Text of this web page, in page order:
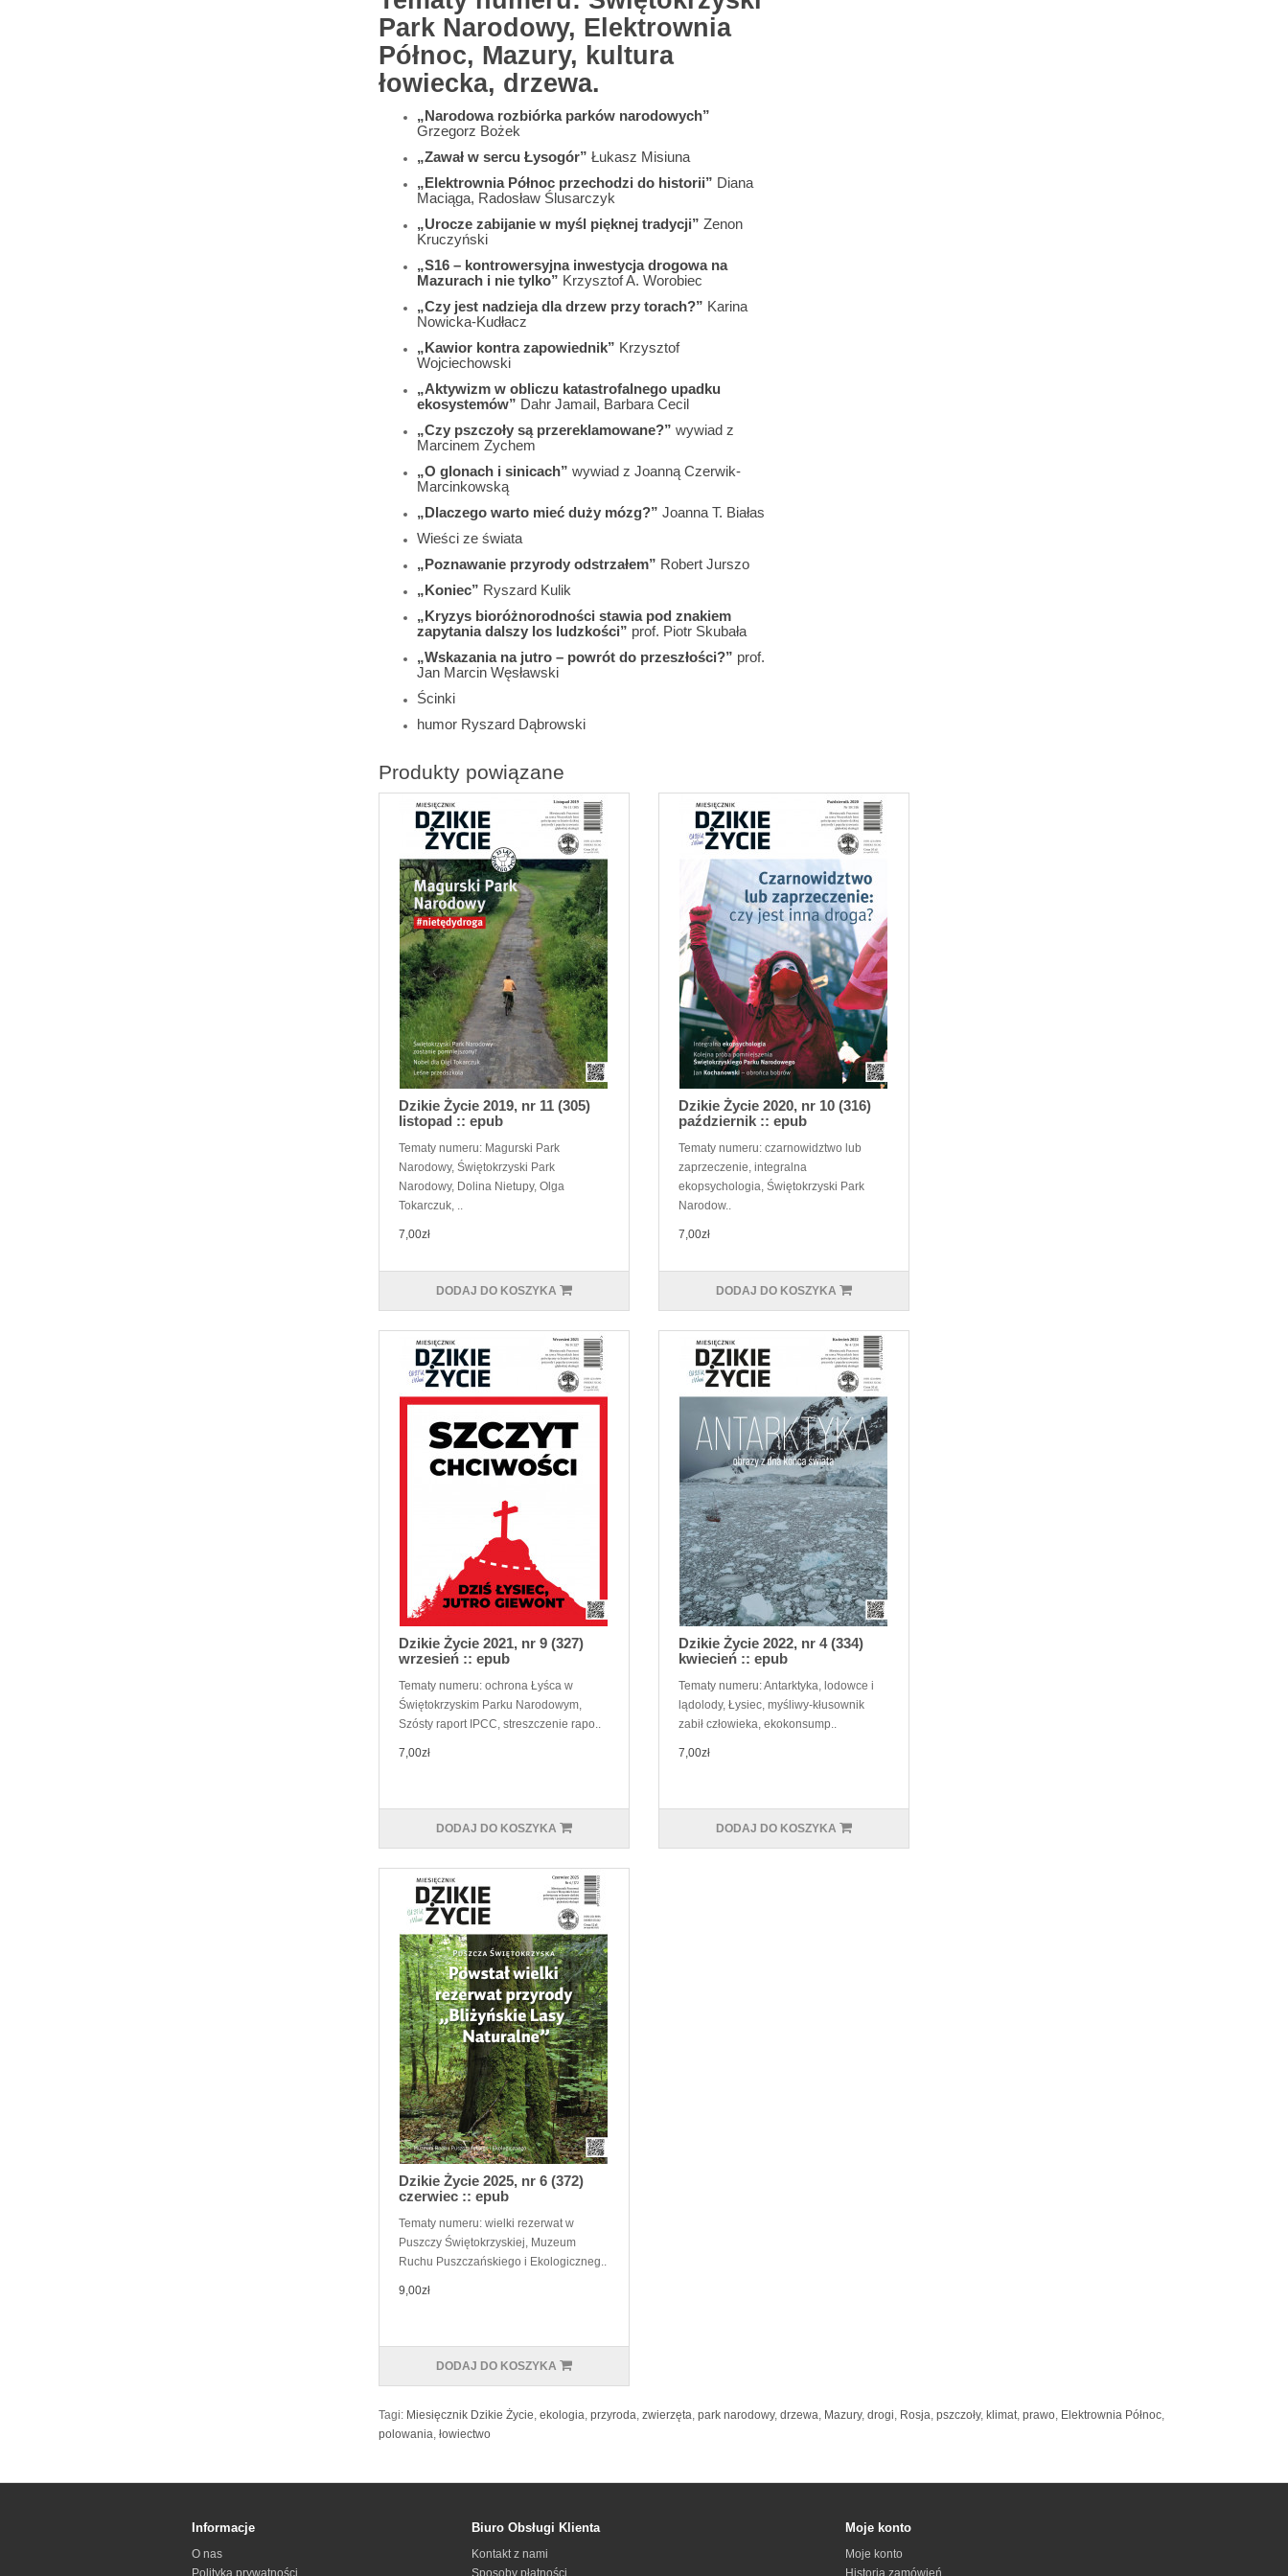
Park Narodowy, Elektrownia
Północ, Mazury, kultura
łowiecka, drzewa.
„Narodowa rozbiórka parków narodowych”
Grzegorz Bożek
„Zawał w sercu Łysogór” Łukasz Misiuna
„Elektrownia Północ przechodzi do historii” Diana
Maciąga, Radosław Ślusarczyk
„Urocze zabijanie w myśl pięknej tradycji” Zenon
Kruczyński
„S16 – kontrowersyjna inwestycja drogowa na
Mazurach i nie tylko” Krzysztof A. Worobiec
„Czy jest nadzieja dla drzew przy torach?” Karina
Nowicka-Kudłacz
„Kawior kontra zapowiednik” Krzysztof
Wojciechowski
„Aktywizm w obliczu katastrofalnego upadku
ekosystemów” Dahr Jamail, Barbara Cecil
„Czy pszczoły są przereklamowane?” wywiad z
Marcinem Zychem
„O glonach i sinicach” wywiad z Joanną Czerwik-
Marcinkowską
„Dlaczego warto mieć duży mózg?” Joanna T. Białas
Wieści ze świata
„Poznawanie przyrody odstrzałem” Robert Jurszo
„Koniec” Ryszard Kulik
„Kryzys bioróżnorodności stawia pod znakiem
zapytania dalszy los ludzkości” prof. Piotr Skubała
„Wskazania na jutro – powrót do przeszłości?” prof.
Jan Marcin Węsławski
Ścinki
humor Ryszard Dąbrowski
Produkty powiązane
Dzikie Życie 2019, nr 11 (305)
listopad :: epub
Tematy numeru: Magurski Park
Narodowy, Świętokrzyski Park
Narodowy, Dolina Nietupy, Olga
Tokarczuk, ..
7,00zł
DODAJ DO KOSZYKA
Dzikie Życie 2020, nr 10 (316)
październik :: epub
Tematy numeru: czarnowidztwo lub
zaprzeczenie, integralna
ekopsychologia, Świętokrzyski Park
Narodow..
7,00zł
DODAJ DO KOSZYKA
Dzikie Życie 2021, nr 9 (327)
wrzesień :: epub
Tematy numeru: ochrona Łyśca w
Świętokrzyskim Parku Narodowym,
Szósty raport IPCC, streszczenie rapo..
7,00zł
DODAJ DO KOSZYKA
Dzikie Życie 2022, nr 4 (334)
kwiecień :: epub
Tematy numeru: Antarktyka, lodowce i
lądolody, Łysiec, myśliwy-kłusownik
zabił człowieka, ekokonsump..
7,00zł
DODAJ DO KOSZYKA
Dzikie Życie 2025, nr 6 (372)
czerwiec :: epub
Tematy numeru: wielki rezerwat w
Puszczy Świętokrzyskiej, Muzeum
Ruchu Puszczańskiego i Ekologiczneg..
9,00zł
DODAJ DO KOSZYKA
Tagi: Miesięcznik Dzikie Życie, ekologia, przyroda, zwierzęta, park narodowy, drzewa, Mazury, drogi, Rosja, pszczoły, klimat, prawo, Elektrownia Północ,
polowania, łowiectwo
Informacje
O nas
Biuro Obsługi Klienta
Kontakt z nami
Moje konto
Moje konto